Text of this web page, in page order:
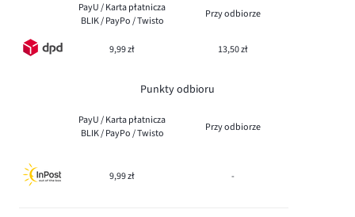
PayU / Karta płatnicza
BLIK / PayPo / Twisto
Przy odbiorze
9,99 zł 13,50 zł
Punkty odbioru
PayU / Karta płatnicza
BLIK / PayPo / Twisto
Przy odbiorze
9,99 zł -